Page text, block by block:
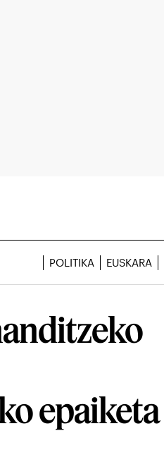
POLITIKA EUSKARA
epaiketa